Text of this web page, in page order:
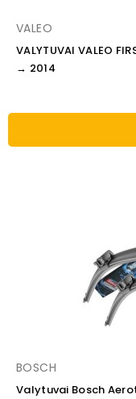
VALEO
VALYTUVAI VALEO
→ 2014
BOSCH
Valytuvai Bosch